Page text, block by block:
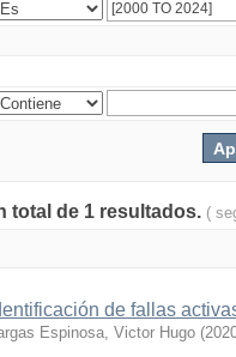
total de 1 resultados. (
de fallas
Espinosa, Victor Hugo (